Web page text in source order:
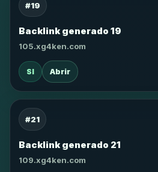
#19
Backlink generado 19
105.xg4ken.com
SI Abrir
#21
Backlink generado 21
109.xg4ken.com